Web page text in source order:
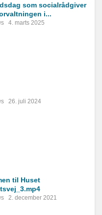
som socialrådgiver
i...
4. marts 2025
26. juli 2024
til Huset
2. december 2021